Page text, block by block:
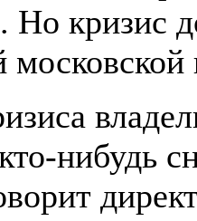
Но кризис
нибудь